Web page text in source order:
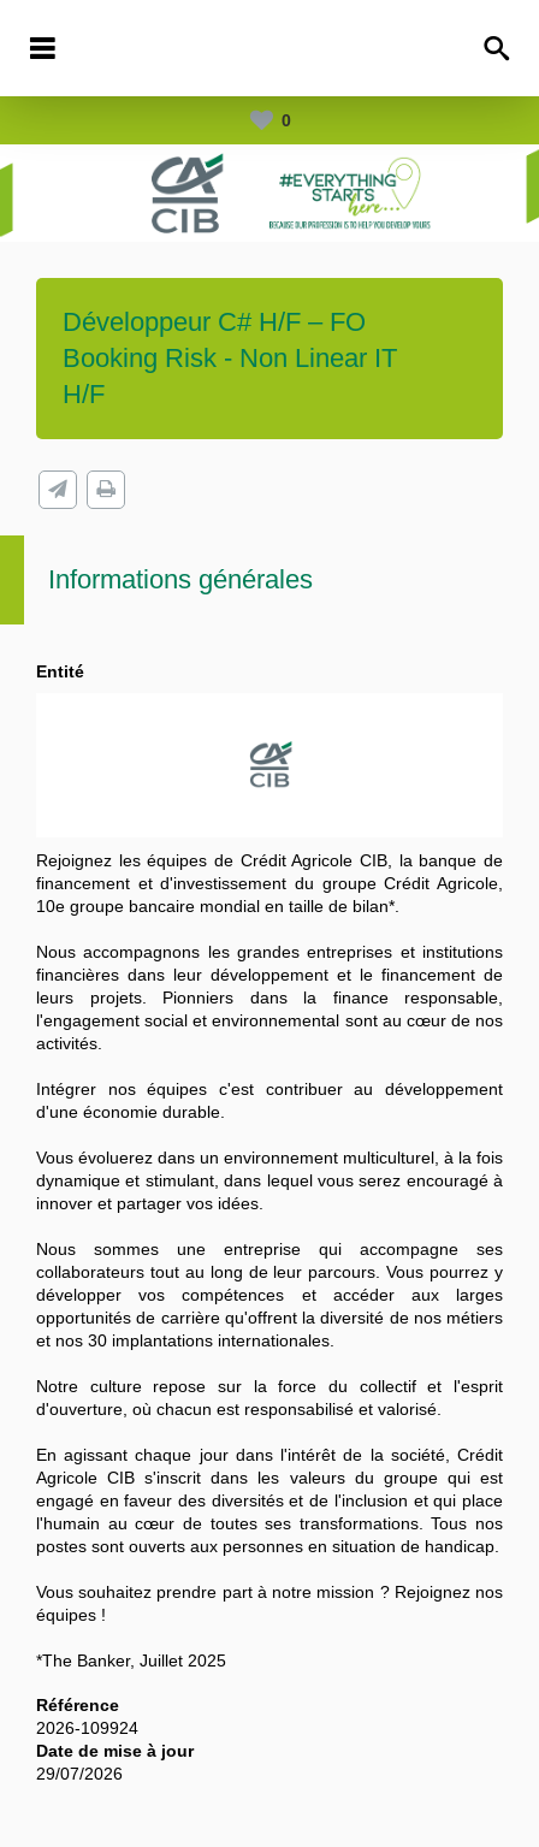
0
Développeur C# H/F – FO
Booking Risk - Non Linear IT
H/F
Informations générales
Entité
Rejoignez les équipes de Crédit Agricole CIB, la banque de
financement et d'investissement du groupe Crédit Agricole,
10e groupe bancaire mondial en taille de bilan*.
Nous accompagnons les grandes entreprises et institutions
financières dans leur développement et le financement de
leurs projets. Pionniers dans la finance responsable,
l'engagement social et environnemental sont au cœur de nos
activités.
Intégrer nos équipes c'est contribuer au développement
d'une économie durable.
Vous évoluerez dans un environnement multiculturel, à la fois
dynamique et stimulant, dans lequel vous serez encouragé à
innover et partager vos idées.
Nous sommes une entreprise qui accompagne ses
collaborateurs tout au long de leur parcours. Vous pourrez y
développer vos compétences et accéder aux larges
opportunités de carrière qu'offrent la diversité de nos métiers
et nos 30 implantations internationales.
Notre culture repose sur la force du collectif et l'esprit
d'ouverture, où chacun est responsabilisé et valorisé.
En agissant chaque jour dans l'intérêt de la société, Crédit
Agricole CIB s'inscrit dans les valeurs du groupe qui est
engagé en faveur des diversités et de l'inclusion et qui place
l'humain au cœur de toutes ses transformations. Tous nos
postes sont ouverts aux personnes en situation de handicap.
Vous souhaitez prendre part à notre mission ? Rejoignez nos
équipes !
*The Banker, Juillet 2025
Référence
2026-109924
Date de mise à jour
29/07/2026